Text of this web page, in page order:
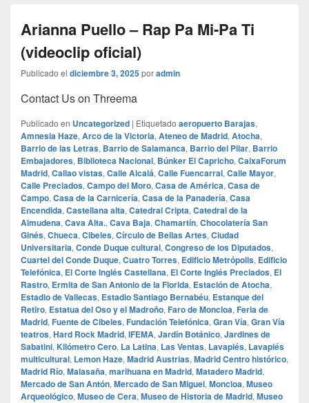
Arianna Puello – Rap Pa Mi-Pa Ti
(videoclip oficial)
Publicado el diciembre 3, 2025poradmin
Contact Us on Threema
Publicado en Uncategorized | Etiquetado aeropuerto Barajas,
Amnesia Haze, Arco de la Victoria, Ateneo de Madrid, Atocha,
Barrio de las Letras, Barrio de Salamanca, Barrio del Pilar, Barrio
Embajadores, Biblioteca Nacional, Búnker El Capricho, CaixaForum
Madrid, Callao vistas, Calle Alcalá, Calle Fuencarral, Calle Mayor,
Calle Preciados, Campo del Moro, Casa de América, Casa de
Campo, Casa de la Carnicería, Casa de la Panadería, Casa
Encendida, Castellana alta, Catedral Cripta, Catedral de la
Almudena, Cava Alta., Cava Baja, Chamartín, Chocolatería San
Ginés, Chueca, Cibeles, Círculo de Bellas Artes, Ciudad
Universitaria, Conde Duque cultural, Congreso de los Diputados,
Cuartel del Conde Duque, Cuatro Torres, Edificio Metrópolis, Edificio
Telefónica, El Corte Inglés Castellana, El Corte Inglés Preciados, El
Rastro, Ermita de San Antonio de la Florida, Estación de Atocha,
Estadio de Vallecas, Estadio Santiago Bernabéu, Estanque del
Retiro, Estatua del Oso y el Madroño, Faro de Moncloa, Feria de
Madrid, Fuente de Cibeles, Fundación Telefónica, Gran Vía, Gran Vía
teatros, Hard Rock Madrid, IFEMA, Jardín Botánico, Jardines de
Sabatini, Kilómetro Cero, La Latina, Las Ventas, Lavapiés, Lavapiés
multicultural, Lemon Haze, Madrid Austrias, Madrid Centro histórico,
Madrid Río, Malasaña, marihuana en Madrid, Matadero Madrid,
Mercado de San Antón, Mercado de San Miguel, Moncloa, Museo
Arqueológico, Museo de Cera, Museo de Historia de Madrid, Museo